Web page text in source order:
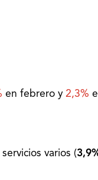
en febrero y 2,3%
varios (